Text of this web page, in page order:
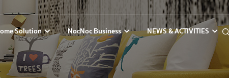
Solution NocNoc Business NEWS & ACTIVITIES